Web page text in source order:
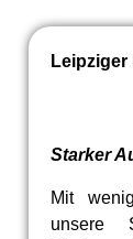
Starker
Mit
unsere